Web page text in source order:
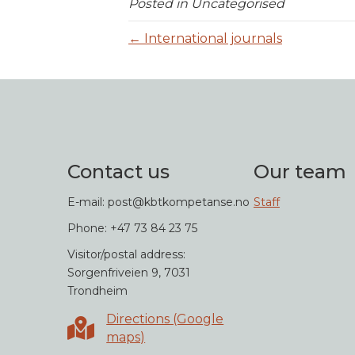
Posted in Uncategorised
← International journals
Contact us
E-mail: post@kbtkompetanse.no
Phone: +47 73 84 23 75
Visitor/postal address:
Sorgenfriveien 9, 7031
Trondheim
Directions in Google maps
Directions (Google
maps)
Our team
Staff